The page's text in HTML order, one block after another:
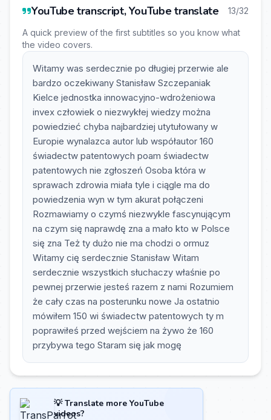
YouTube transcript, YouTube translate 13/32
A quick preview of the first subtitles so you know what
the video covers.
Witamy was serdecznie po długiej przerwie ale
bardzo oczekiwany Stanisław Szczepaniak
Kielce jednostka innowacyjno-wdrożeniowa
invex człowiek o niezwykłej wiedzy można
powiedzieć chyba najbardziej utytułowany w
Europie wynalazca autor lub współautor 160
świadectw patentowych poam świadectw
patentowych nie zgłoszeń Osoba która w
sprawach zdrowia miała tyle i ciągle ma do
powiedzenia wyn w tym akurat połączeni
Rozmawiamy o czymś niezwykle fascynującym
na czym się naprawdę zna a mało kto w Polsce
się zna Też ty dużo nie ma chodzi o ormuz
Witamy cię serdecznie Stanisław Witam
serdecznie wszystkich słuchaczy właśnie po
pewnej przerwie jesteś razem z nami Rozumiem
że cały czas na posterunku nowe Ja ostatnio
mówiłem 150 wi świadectw patentowych ty m
poprawiłeś przed wejściem na żywo że 160
przybywa tego Staram się jak mogę
💡 Translate more YouTube
videos?